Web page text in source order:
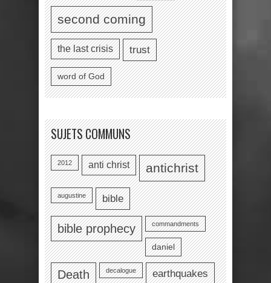
second coming
the last crisis trust
word of God
SUJETS COMMUNS
2012 anti christ antichrist
augustine bible
bible prophecy commandments
daniel
Death decalogue earthquakes